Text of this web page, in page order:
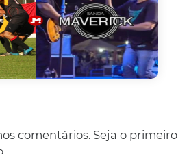
comentários. Seja o primeiro